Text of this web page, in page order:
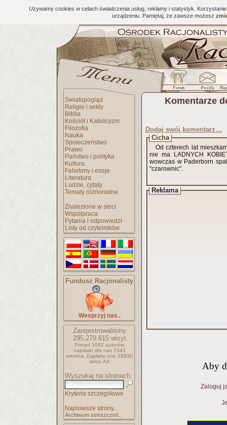
Używamy cookies w celach świadczenia usług, reklamy i statystyk.
urządzeniu. Pamiętaj, że zawsze możesz
Światopogląd
Religie i sekty
Biblia
Kościół i Katolicyzm
Filozofia
Nauka
Społeczeństwo
Prawo
Państwo i polityka
Kultura
Felietony i eseje
Literatura
Ludzie, cytaty
Tematy różnorodne
Znalezione w sieci
Współpraca
Pytania i odpowiedzi
Listy od czytelników
Fundusz Racjonalisty
Wesprzyj nas..
Zarejestrowaliśmy
295.279.615wizyt
Ponad 1062 autorów
napisało dla nas 7343
tekstów. Zajęłyby one 28930
stron A4
Wyszukaj na stronach:
Kryteria szczegółowe
Najnowsze strony..
Archiwum streszczeń..
Komentarze
Dodaj swój komentarz…
Cicha
Od czterech lat
nie ma LADNYCH
wowczas w Paderborn
"czarownic".
Reklama
Aby
Zaloguj